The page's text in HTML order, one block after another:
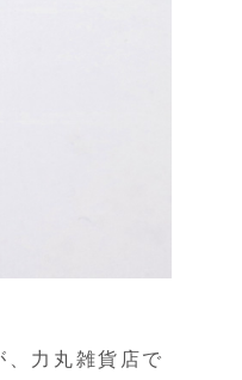
、力丸雑貨店で